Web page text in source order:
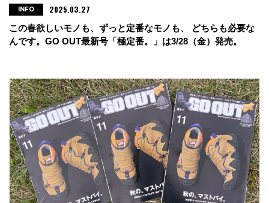
この春欲しいモノも、ずっと定番なモノも、 どちらも必要な
んです。GO OUT最新号「極定番。」は3/28（金）発売。
INFO 2025.03.27